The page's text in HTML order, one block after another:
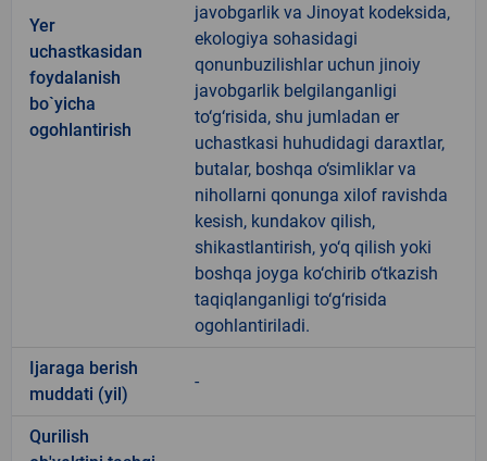
Yer
uchastkasidan
foydalanish
bo`yicha
ogohlantirish
javobgarlik va Jinoyat kodeksida,
ekologiya sohasidagi
qonunbuzilishlar uchun jinoiy
javobgarlik belgilanganligi
to‘g‘risida, shu jumladan er
uchastkasi huhudidagi daraxtlar,
butalar, boshqa o‘simliklar va
nihollarni qonunga xilof ravishda
kesish, kundakov qilish,
shikastlantirish, yo‘q qilish yoki
boshqa joyga ko‘chirib o‘tkazish
taqiqlanganligi to‘g‘risida
ogohlantiriladi.
Ijaraga berish
muddati (yil)
-
Qurilish